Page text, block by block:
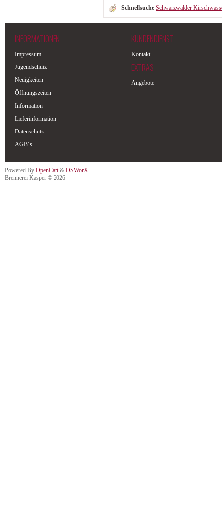
Schnellsuche Schwarzwälder
INFORMATIONEN
Impressum
Jugendschutz
Neuigkeiten
Öffnungszeiten
Information
Lieferinformation
Datenschutz
AGB´s
KUNDENDIENST
Kontakt
EXTRAS
Angebote
Powered By OpenCart & OSWorX
Brennerei Kasper © 2026